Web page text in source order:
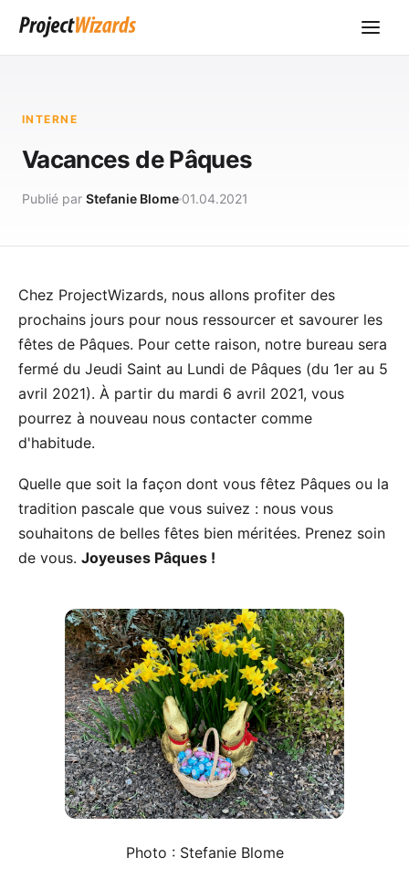
INTERNE
Vacances de Pâques
Publié par Stefanie Blome 01.04.2021
Chez ProjectWizards, nous allons profiter des
prochains jours pour nous ressourcer et savourer les
fêtes de Pâques. Pour cette raison, notre bureau sera
fermé du Jeudi Saint au Lundi de Pâques (du 1er au 5
avril 2021). À partir du mardi 6 avril 2021, vous
pourrez à nouveau nous contacter comme
d'habitude.
Quelle que soit la façon dont vous fêtez Pâques ou la
tradition pascale que vous suivez : nous vous
souhaitons de belles fêtes bien méritées. Prenez soin
de vous. Joyeuses Pâques !
Photo : Stefanie Blome